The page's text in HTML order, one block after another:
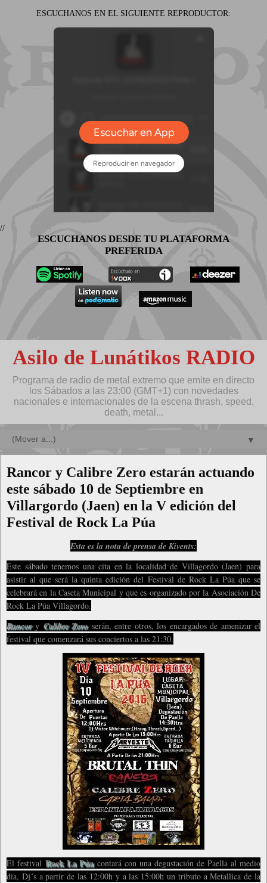
ESCUCHANOS EN EL SIGUIENTE REPRODUCTOR:
//
ESCUCHANOS DESDE TU PLATAFORMA
PREFERIDA
Asilo de Lunátikos RADIO
Programa de radio de metal extremo que emite en directo
los Sábados a las 23:00 (GMT+1) con novedades
nacionales e internacionales de la escena thrash, speed,
death, metal...
▼
Rancor y Calibre Zero estarán actuando
este sábado 10 de Septiembre en
Villargordo (Jaen) en la V edición del
Festival de Rock La Púa
Esta es la nota de prensa de Kivents:
Este sábado tenemos una cita en la localidad de Villagordo (Jaen) para
asistir al que será la quinta edición del Festival de Rock La Púa que se
celebrará en la Caseta Municipal y que es organizado por la Asociación De
Rock La Púa Villagordo.
Rancory Calibre Zeroserán, entre otros, los encargados de amenizar el
festival que comenzará sus conciertos a las 21:30.
El festival Rock La Púacontará con una degustación de Paella al medio
dia, Dj´s a partir de las 12:00h y a las 15:00h un tributo a Metallica de la